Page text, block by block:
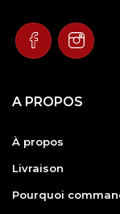
A PROPOS
À propos
Livraison
Pourquoi